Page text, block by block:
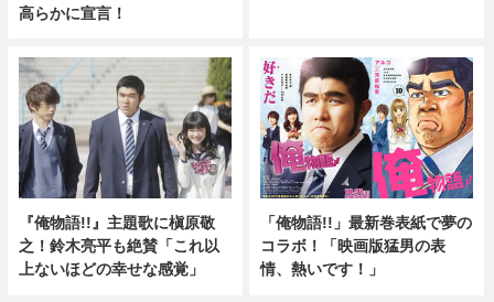
高らかに宣言！
『俺物語!!』主題歌に槇原敬
之！鈴木亮平も絶賛「これ以
上ないほどの幸せな感覚」
「俺物語!!」最新巻表紙で夢の
コラボ！「映画版猛男の表
情、熱いです！」